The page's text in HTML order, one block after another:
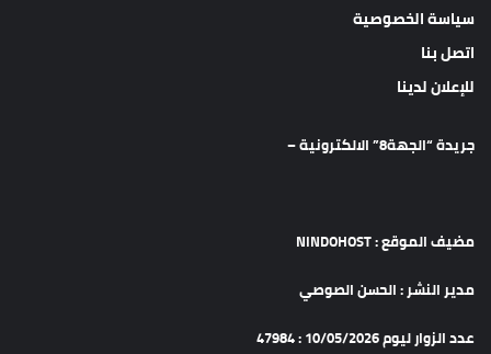
سياسة الخصوصية
اتصل بنا
للإعلان لدينا
جريدة “الجهة8” الالكترونية –
مضيف الموقع : NINDOHOST
مدير النشر : الحسن الصوصي
عدد الزوار ليوم 10/05/2026 : 47984